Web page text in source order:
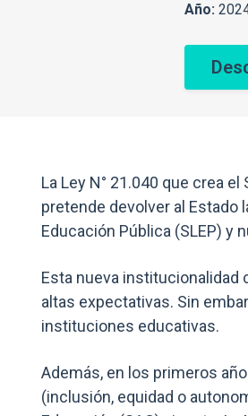
Año:
La Ley N° 21.040 que crea
pretende devolver al Estado
Educación Pública (SLEP) y
Esta nueva institucionalidad
altas expectativas. Sin
instituciones educativas.
Además, en los primeros
(inclusión, equidad o